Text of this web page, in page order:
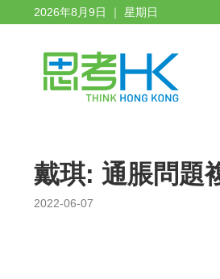
2026年8月9日 ｜ 星期日
戴琪: 通脹問題
2022-06-07